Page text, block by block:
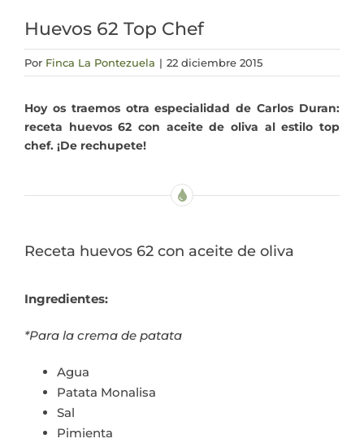
Huevos 62 Top Chef
Por Finca La Pontezuela | 22 diciembre 2015
Hoy os traemos otra especialidad de Carlos Duran:
receta huevos 62 con aceite de oliva al estilo top
chef. ¡De rechupete!
Receta huevos 62 con aceite de oliva
Ingredientes:
*Para la crema de patata
Agua
Patata Monalisa
Sal
Pimienta